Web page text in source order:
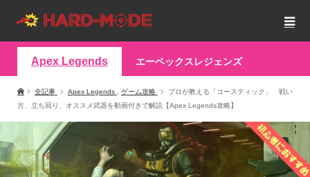
Apex Legends エーペックスレジェンズ
全記事 Apex Legends ゲーム攻略
プロが教える「コースティック」 戦い
方、立ち回り、オススメ武器を動画付きで解説【Apex Legends攻略】